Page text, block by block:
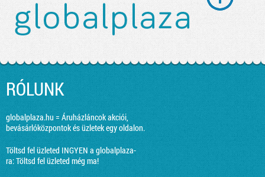
RÓLUNK
globalplaza.hu = Áruházláncok akciói,
bevásárlóközpontok és üzletek egy oldalon.
Töltsd fel üzleted INGYEN a globalplaza-
ra:Töltsd fel üzleted még ma!